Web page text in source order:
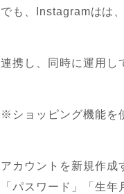
でも、Instagramはは
連携し、同時に運用し
※ショッピング機能を
アカウントを新規作成
「パスワード」「生